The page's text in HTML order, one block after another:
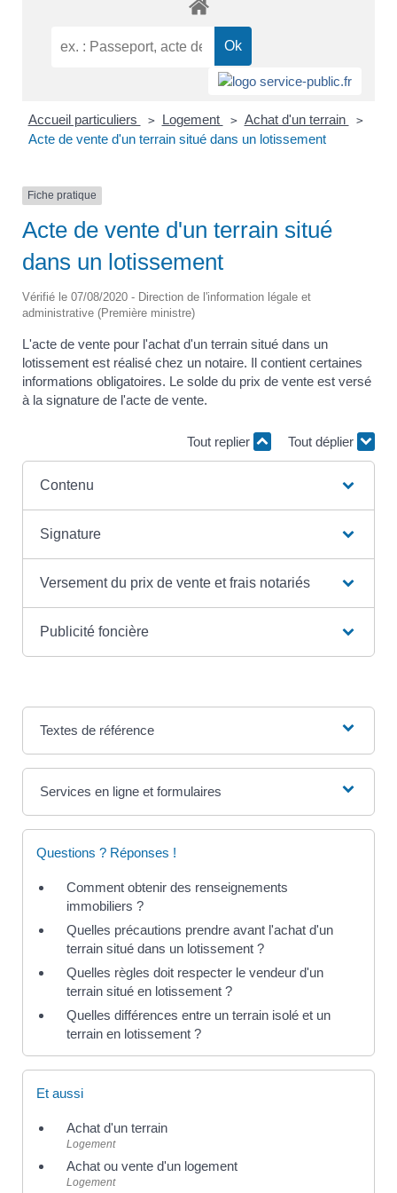
Accueil particuliers > Logement > Achat d'un terrain >
Acte de vente d'un terrain situé dans un lotissement
Fiche pratique
Acte de vente d'un terrain situé
dans un lotissement
Vérifié le 07/08/2020 - Direction de l'information légale et
administrative (Première ministre)
L'acte de vente pour l'achat d'un terrain situé dans un
lotissement est réalisé chez un notaire. Il contient certaines
informations obligatoires. Le solde du prix de vente est versé
à la signature de l'acte de vente.
Tout replier Tout déplier
Contenu
Signature
Versement du prix de vente et frais notariés
Publicité foncière
Textes de référence
Services en ligne et formulaires
Questions ? Réponses !
Comment obtenir des renseignements
immobiliers ?
Quelles précautions prendre avant l'achat d'un
terrain situé dans un lotissement ?
Quelles règles doit respecter le vendeur d'un
terrain situé en lotissement ?
Quelles différences entre un terrain isolé et un
terrain en lotissement ?
Et aussi
Achat d'un terrain
Logement
Achat ou vente d'un logement
Logement